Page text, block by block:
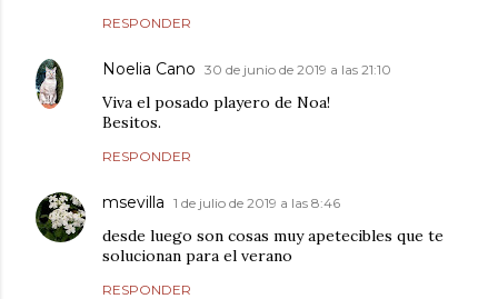
RESPONDER
Noelia Cano 30 de junio de 2019 a las 21:10
Viva el posado playero de Noa!
Besitos.
RESPONDER
msevilla 1 de julio de 2019 a las 8:46
desde luego son cosas muy apetecibles que te
solucionan para el verano
RESPONDER